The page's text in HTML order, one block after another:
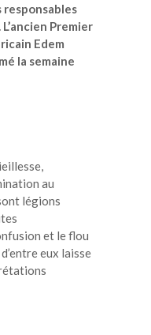
Premier
Edem
la semaine
au
légions
et le flou
eux laisse